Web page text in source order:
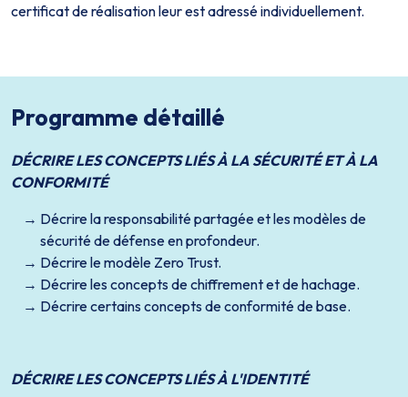
certificat de réalisation leur est adressé individuellement.
Programme détaillé
DÉCRIRE LES CONCEPTS LIÉS À LA SÉCURITÉ ET À LA
CONFORMITÉ
Décrire la responsabilité partagée et les modèles de
sécurité de défense en profondeur.
Décrire le modèle Zero Trust.
Décrire les concepts de chiffrement et de hachage.
Décrire certains concepts de conformité de base.
DÉCRIRE LES CONCEPTS LIÉS À L'IDENTITÉ